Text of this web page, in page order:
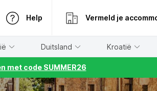
Help Vermeld je
Duitsland Kroatië
met code SUMMER26